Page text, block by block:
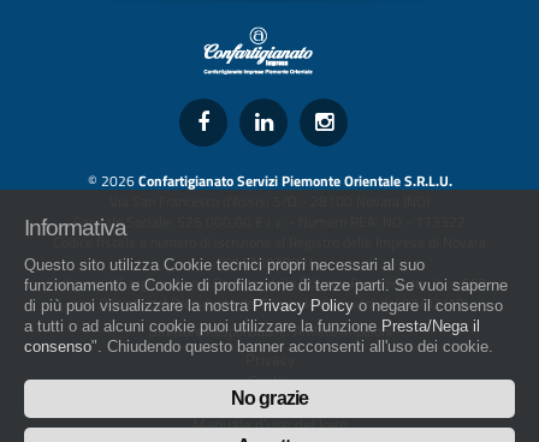
© 2026Confartigianato Servizi Piemonte Orientale S.R.L.U.
Capitale Sociale: 526.000,00 € i.v. - Numero REA: NO - 173322
Codice fiscale e numero di iscrizione al Registro delle Imprese di Novara
01436930034
artigiani.it è registrato nel Registro della Stampa Periodica con il nr. 562
con Decreto del Presidente del Tribunale di Novara del 07/03/13
Direttore Responsabile: Amleto Impaloni
Privacy
Cookie
Whistleblowing
Manuale d'uso del logo
Informativa
Questo sito utilizza Cookie tecnici propri necessari al suo
funzionamento e Cookie di profilazione di terze parti. Se vuoi saperne
di più puoi visualizzare la nostra Privacy Policy o negare il consenso
a tutti o ad alcuni cookie puoi utilizzare la funzione Presta/Nega il
consenso". Chiudendo questo banner acconsenti all'uso dei cookie.
No grazie